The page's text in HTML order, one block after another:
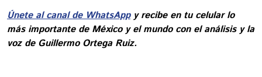
Únete al canal de WhatsAppy recibe en tu celular lo
más importante de México y el mundo con el análisis y la
voz de Guillermo Ortega Ruiz.